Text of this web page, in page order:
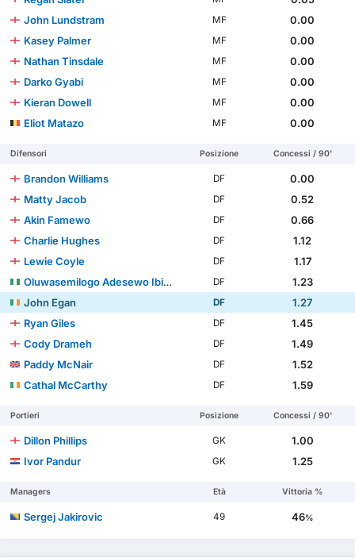
John Lundstram
MF
0.00
Kasey Palmer
MF
0.00
Nathan Tinsdale
MF
0.00
Darko Gyabi
MF
0.00
Kieran Dowell
MF
0.00
Eliot Matazo
MF 0.00
Difensori Posizione Concessi / 90'
Brandon Williams DF
0.00
Matty Jacob
DF
0.52
Akin Famewo
DF
0.66
Charlie Hughes
DF
1.12
Lewie Coyle
DF
1.17
Oluwasemilogo Adesewo Ibidapo Ajayi
DF
1.23
John Egan
DF
1.27
Ryan Giles
DF
1.45
Cody Drameh
DF
1.49
Paddy McNair
DF
1.52
Cathal McCarthy
DF 1.59
Portieri Posizione Concessi / 90'
Dillon Phillips GK
1.00
Ivor Pandur
GK 1.25
Managers Età Vittoria %
Sergej Jakirovic 49 46%